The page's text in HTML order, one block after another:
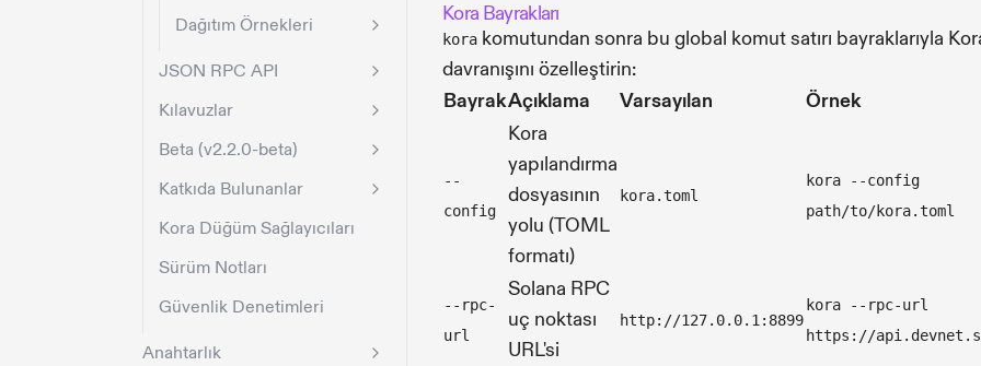
Dağıtım Örnekleri
JSON RPC API
Kılavuzlar
Beta (v2.2.0-beta)
Katkıda Bulunanlar
Kora Düğüm Sağlayıcıları
Sürüm Notları
Güvenlik Denetimleri
Anahtarlık
Kora Bayrakları
kora komutundan sonra bu global komut satırı bayraklarıyla
davranışını özelleştirin:
BayrakAçıklama Varsayılan Örnek
--
config
Kora
yapılandırma
dosyasının
yolu (TOML
formatı)
kora.toml
kora --config
path/to/kora.toml
--rpc-
url
Solana RPC
uç noktası
URL'si
http://127.0.0.1:8899
kora --rpc-url
https://